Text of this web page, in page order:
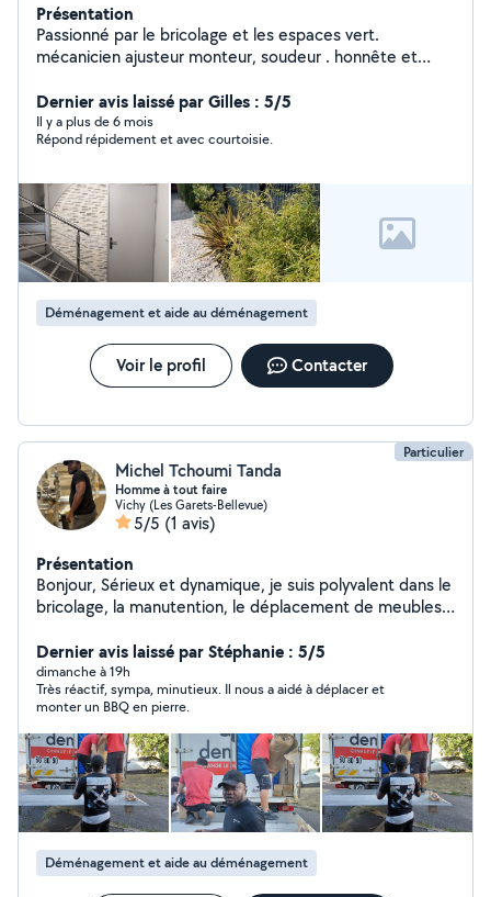
Présentation
Passionné par le bricolage et les espaces vert.
mécanicien ajusteur monteur, soudeur . honnête et
Dernier avis laissé par Gilles : 5/5
Il y a plus de 6 mois
Répond répidement et avec courtoisie.
Déménagement et aide au déménagement
Voir le profil Contacter
Particulier
Michel Tchoumi Tanda
Homme à tout faire
Vichy (Les Garets-Bellevue)
5/5 (1 avis)
Présentation
Bonjour, Sérieux et dynamique, je suis polyvalent dans le
bricolage, la manutention, le déplacement de meubles
également réaliser des petites livraisons. J'adapte mes
Dernier avis laissé par Stéphanie : 5/5
dimanche à 19h
Très réactif, sympa, minutieux. Il nous a aidé à déplacer et
monter un BBQ en pierre.
Déménagement et aide au déménagement